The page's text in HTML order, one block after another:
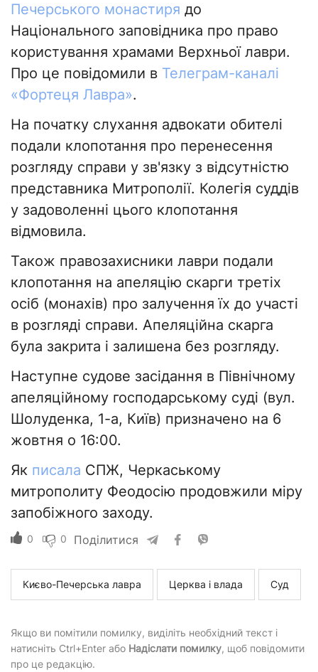
Печерського монастиря до
Національного заповідника про право
користування храмами Верхньої лаври.
Про це повідомили в Телеграм-каналі
«Фортеця Лавра».
На початку слухання адвокати обителі
подали клопотання про перенесення
розгляду справи у зв'язку з відсутністю
представника Митрополії. Колегія суддів
у задоволенні цього клопотання
відмовила.
Також правозахисники лаври подали
клопотання на апеляцію скарги третіх
осіб (монахів) про залучення їх до участі
в розгляді справи. Апеляційна скарга
була закрита і залишена без розгляду.
Наступне судове засідання в Північному
апеляційному господарському суді (вул.
Шолуденка, 1-а, Київ) призначено на 6
жовтня о 16:00.
Як писала СПЖ, Черкаському
митрополиту Феодосію продовжили міру
запобіжного заходу.
0 0 Поділитися
Києво-Печерська лавра Церква і влада Суд
Якщо ви помітили помилку, виділіть необхідний текст і
натисніть Ctrl+Enter або Надіслати помилку, щоб повідомити
про це редакцію.